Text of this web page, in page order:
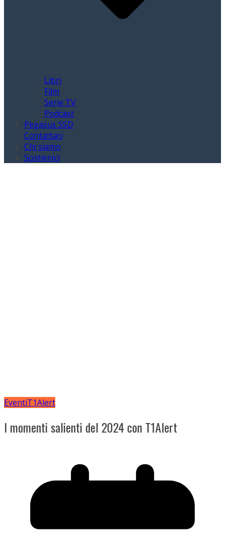
Libri
Film
Serie TV
Podcast
Pegasus SSD
Contattaci
Chi siamo
Sostienici
EventiT1Alert
I momenti salienti del 2024 con T1Alert